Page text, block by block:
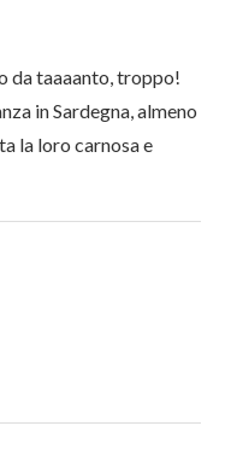
da taaaanto, troppo!
in Sardegna, almeno
la loro carnosa e